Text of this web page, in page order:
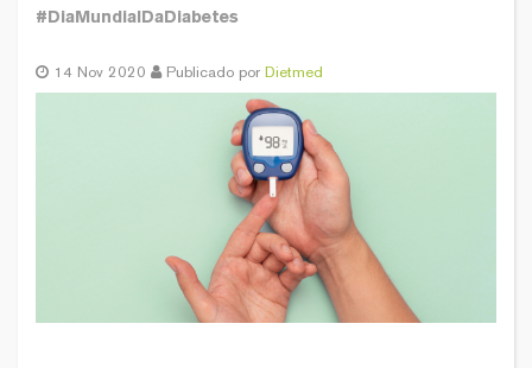
#DiaMundialDaDiabetes
14 Nov 2020 Publicado por Dietmed